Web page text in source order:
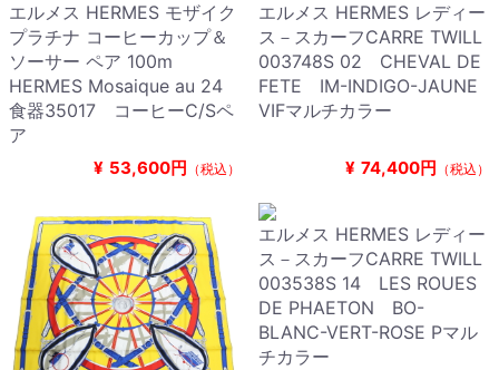
エルメス HERMES モザイク
プラチナ コーヒーカップ＆
ソーサー ペア 100m
HERMES Mosaique au 24
食器35017 コーヒーC/Sペ
ア
¥ 53,600円 （税込）
エルメス HERMES レディー
ス－スカーフCARRE TWILL
003748S 02 CHEVAL DE
FETE IM-INDIGO-JAUNE
VIFマルチカラー
¥ 74,400円 （税込）
エルメス HERMES レディー
ス－スカーフCARRE TWILL
003538S 14 LES ROUES
DE PHAETON BO-
BLANC-VERT-ROSE Pマル
チカラー